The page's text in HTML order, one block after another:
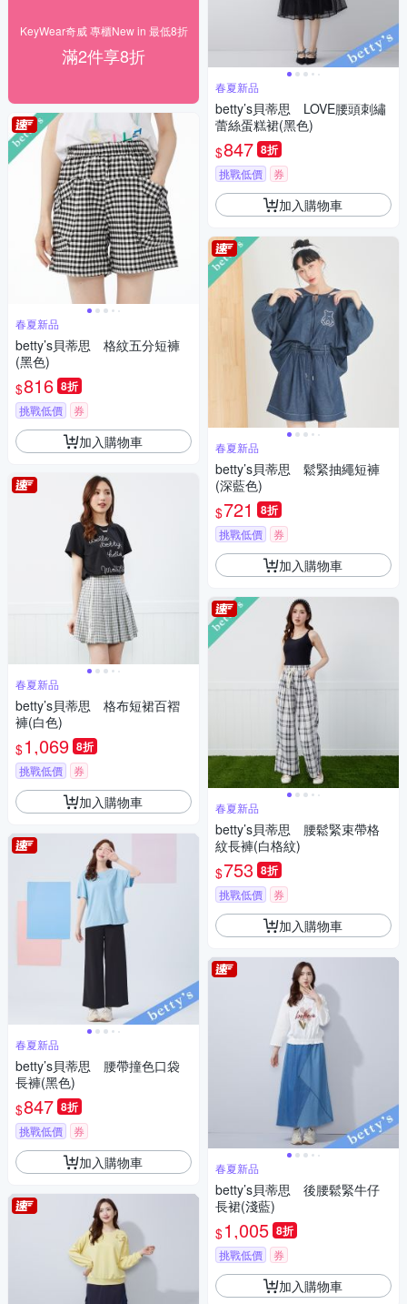
KeyWear奇威 專櫃New in 最低8折
滿2件享8折
春夏新品
betty’s貝蒂思 格紋五分短褲
(黑色)
$816 8折
挑戰低價 券
加入購物車
春夏新品
betty’s貝蒂思 格布短裙百褶
褲(白色)
$1,069 8折
挑戰低價 券
加入購物車
春夏新品
betty’s貝蒂思 腰帶撞色口袋
長褲(黑色)
$847 8折
挑戰低價 券
加入購物車
春夏新品
betty’s貝蒂思 LOVE腰頭刺繡
蕾絲蛋糕裙(黑色)
$847 8折
挑戰低價 券
加入購物車
春夏新品
betty’s貝蒂思 鬆緊抽繩短褲
(深藍色)
$721 8折
挑戰低價 券
加入購物車
春夏新品
betty’s貝蒂思 腰鬆緊束帶格
紋長褲(白格紋)
$753 8折
挑戰低價 券
加入購物車
春夏新品
betty’s貝蒂思 後腰鬆緊牛仔
長裙(淺藍)
$1,005 8折
挑戰低價 券
加入購物車